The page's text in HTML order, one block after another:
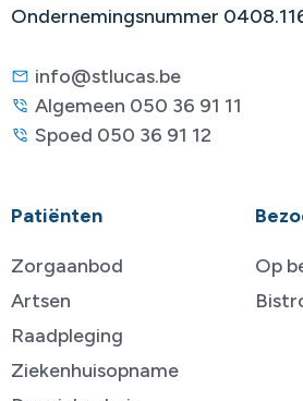
Ondernemingsnummer
info@stlucas.be
Algemeen 050 36 91 11
Spoed 050 36 91 12
Patiënten
Zorgaanbod
Artsen
Raadpleging
Ziekenhuisopname
Op